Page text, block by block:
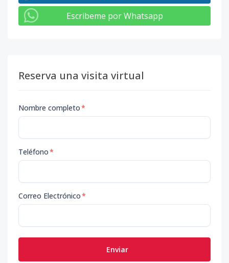
Escribeme por Whatsapp
Reserva una visita virtual
Nombre completo*
Teléfono*
Correo Electrónico*
Enviar